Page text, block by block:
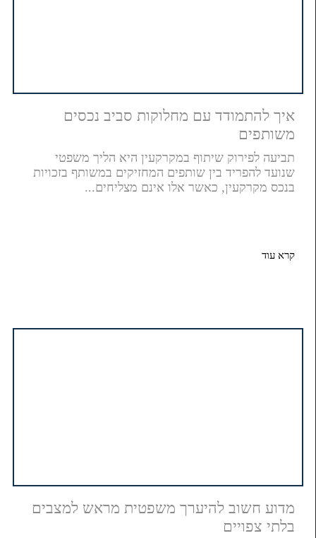
איך להתמודד עם מחלוקות סביב נכסים
משותפים
תביעה לפירוק שיתוף במקרקעין היא הליך משפטי
שנועד להפריד בין שותפים המחזיקים במשותף בזכויות
בנכס מקרקעין, כאשר אלו אינם מצליחים...
קרא עוד
מדוע חשוב להיערך משפטית מראש למצבים
בלתי צפויים